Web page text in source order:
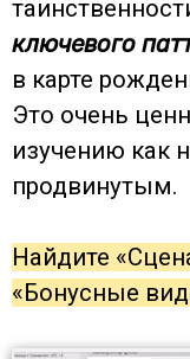
ключевого
в карте
Это очень
изучению как
продвинутым.
Найдите
«Бонусные